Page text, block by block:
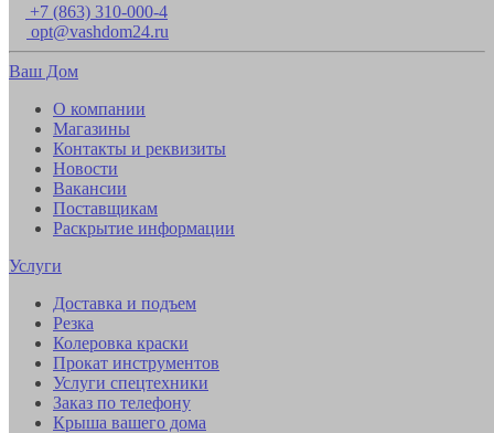
+7 (863) 310-000-4
opt@vashdom24.ru
Ваш Дом
О компании
Магазины
Контакты и реквизиты
Новости
Вакансии
Поставщикам
Раскрытие информации
Услуги
Доставка и подъем
Резка
Колеровка краски
Прокат инструментов
Услуги спецтехники
Заказ по телефону
Крыша вашего дома